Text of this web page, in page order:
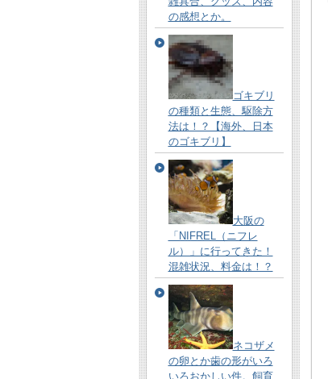
の感想とか。
ゴキブリ
の種類と生態、駆除方
法は！？【海外、日本
のゴキブリ】
大阪の
「NIFREL（ニフレ
ル）」に行ってきた！
混雑状況、料金は！？
ネコザメ
の卵とか歯の形がいろ
いろおかしい件。飼育